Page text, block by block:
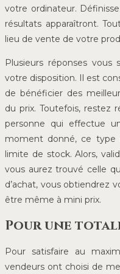
votre ordinateur.
résultats apparaîtront.
lieu de vente de votre
Plusieurs réponses
votre disposition. Il est
de bénéficier des
du prix. Toutefois, restez
personne qui effectue
moment donné, ce type
limite de stock. Alors,
vous aurez trouvé celle
d’achat, vous obtiendrez
être même à mini prix.
Pour une
Pour satisfaire au
vendeurs ont choisi de